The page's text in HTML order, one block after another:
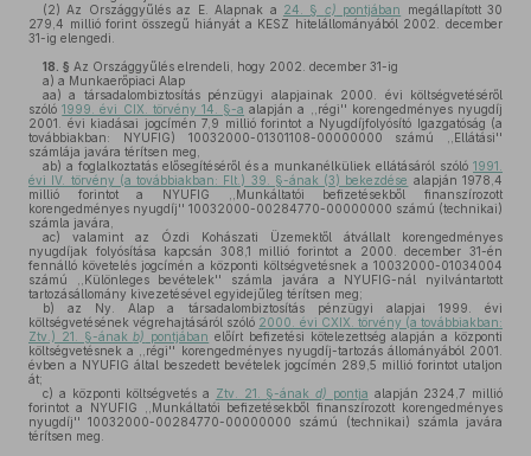
(2) Az Országgyűlés az E. Alapnak a 24. § c) pontjában megállapított 30
279,4 millió forint összegű hiányát a KESZ hitelállományából 2002. december
31-ig elengedi.
18. § Az Országgyűlés elrendeli, hogy 2002. december 31-ig
a) a Munkaerőpiaci Alap
aa) a társadalombiztosítás pénzügyi alapjainak 2000. évi költségvetéséről
szóló1999. évi CIX. törvény 14. §-a alapján a ,,régi'' korengedményes nyugdíj
2001. évi kiadásai jogcímén 7,9 millió forintot a Nyugdíjfolyósító Igazgatóság (a
továbbiakban: NYUFIG) 10032000-01301108-00000000 számú ,,Ellátási''
számlája javára térítsen meg,
ab) a foglalkoztatás elősegítéséről és a munkanélküliek ellátásáról szóló 1991.
évi IV. törvény (a továbbiakban: Flt.) 39. §-ának (3) bekezdése alapján 1978,4
millió forintot a NYUFIG ,,Munkáltatói befizetésekből finanszírozott
korengedményes nyugdíj'' 10032000-00284770-00000000 számú (technikai)
számla javára,
ac) valamint az Ózdi Kohászati Üzemektől átvállalt korengedményes
nyugdíjak folyósítása kapcsán 308,1 millió forintot a 2000. december 31-én
fennálló követelés jogcímén a központi költségvetésnek a 10032000-01034004
számú ,,Különleges bevételek'' számla javára a NYUFIG-nál nyilvántartott
tartozásállomány kivezetésével egyidejűleg térítsen meg;
b) az Ny. Alap a társadalombiztosítás pénzügyi alapjai 1999. évi
költségvetésének végrehajtásáról szóló 2000. évi CXIX. törvény (a továbbiakban:
Ztv.) 21. §-ánakb) pontjában előírt befizetési kötelezettség alapján a központi
költségvetésnek a ,,régi'' korengedményes nyugdíj-tartozás állományából 2001.
évben a NYUFIG által beszedett bevételek jogcímén 289,5 millió forintot utaljon
át;
c) a központi költségvetés a Ztv. 21. §-ának d) pontja alapján 2324,7 millió
forintot a NYUFIG ,,Munkáltatói befizetésekből finanszírozott korengedményes
nyugdíj'' 10032000-00284770-00000000 számú (technikai) számla javára
térítsen meg.